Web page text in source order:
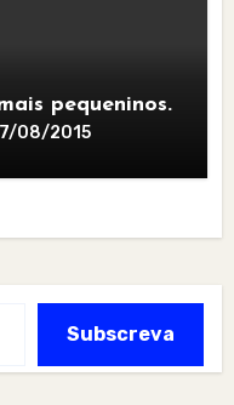
pequeninos.
08/2015
Subscreva